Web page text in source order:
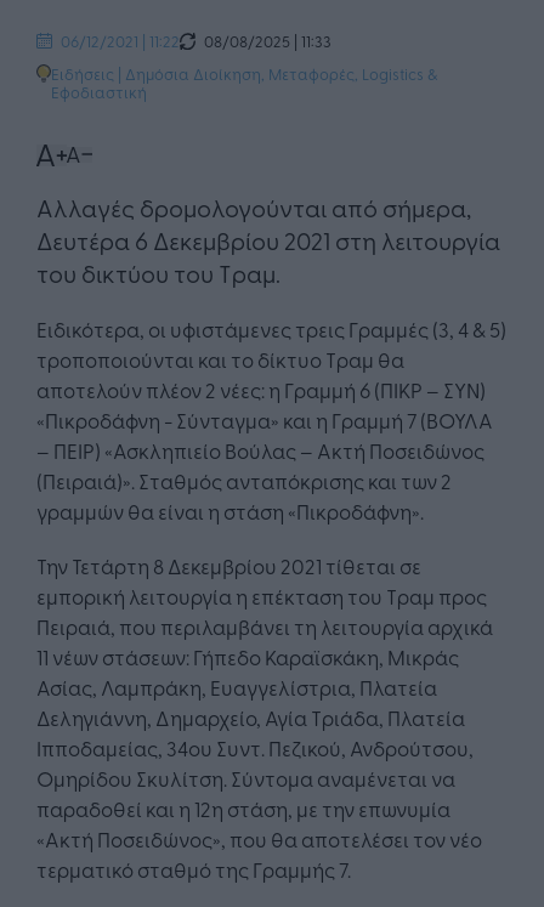
06/12/2021 | 11:22
08/08/2025 | 11:33
Ειδήσεις | Δημόσια Διοίκηση Μεταφορές, Logistics &
Εφοδιαστική
Αλλαγές δρομολογούνται από σήμερα,
Δευτέρα 6 Δεκεμβρίου 2021 στη λειτουργία
του δικτύου του Τραμ.
Ειδικότερα, οι υφιστάμενες τρεις Γραμμές (3, 4 & 5)
τροποποιούνται και το δίκτυο Τραμ θα
αποτελούν πλέον 2 νέες: η Γραμμή 6 (ΠΙΚΡ – ΣΥΝ)
«Πικροδάφνη - Σύνταγμα» και η Γραμμή 7 (ΒΟΥΛΑ
– ΠΕΙΡ) «Ασκληπιείο Βούλας – Ακτή Ποσειδώνος
(Πειραιά)». Σταθμός ανταπόκρισης και των 2
γραμμών θα είναι η στάση «Πικροδάφνη».
Την Τετάρτη 8 Δεκεμβρίου 2021 τίθεται σε
εμπορική λειτουργία η επέκταση του Τραμ προς
Πειραιά, που περιλαμβάνει τη λειτουργία αρχικά
11 νέων στάσεων: Γήπεδο Καραϊσκάκη, Μικράς
Ασίας, Λαμπράκη, Ευαγγελίστρια, Πλατεία
Δεληγιάννη, Δημαρχείο, Αγία Τριάδα, Πλατεία
Ιπποδαμείας, 34ου Συντ. Πεζικού, Ανδρούτσου,
Ομηρίδου Σκυλίτση. Σύντομα αναμένεται να
παραδοθεί και η 12η στάση, με την επωνυμία
«Ακτή Ποσειδώνος», που θα αποτελέσει τον νέο
τερματικό σταθμό της Γραμμής 7.